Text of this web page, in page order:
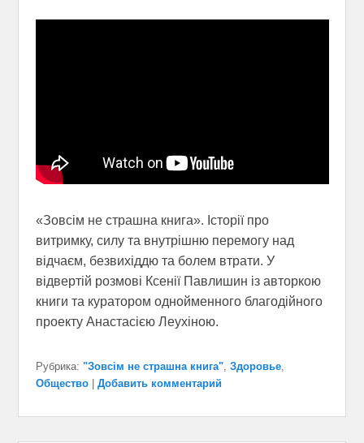
«Зовсім не страшна книга». Історії про
витримку, силу та внутрішню перемогу над
відчаєм, безвихіддю та болем втрати. У
відвертій розмові Ксенії Павлишин із авторкою
книги та куратором однойменного благодійного
проекту Анастасією Леухіною.
Рубрика: "Зовсім не страшна книга", Здоровье,
Общество | Добавить комментарий